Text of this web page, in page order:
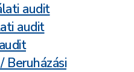
audit
audit
Beruházási